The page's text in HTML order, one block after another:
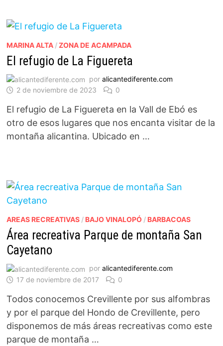
MARINA ALTA/ZONA DE ACAMPADA
El refugio de La Figuereta
por alicantediferente.com
2 de noviembre de 2023
0
El refugio de La Figuereta en la Vall de Ebó es
otro de esos lugares que nos encanta visitar de la
montaña alicantina. Ubicado en …
AREAS RECREATIVAS/ BAJO VINALOPÓ/ BARBACOAS
Área recreativa Parque de montaña San
Cayetano
por alicantediferente.com
17 de noviembre de 2017
0
Todos conocemos Crevillente por sus alfombras
y por el parque del Hondo de Crevillente, pero
disponemos de más áreas recreativas como este
parque de montaña …